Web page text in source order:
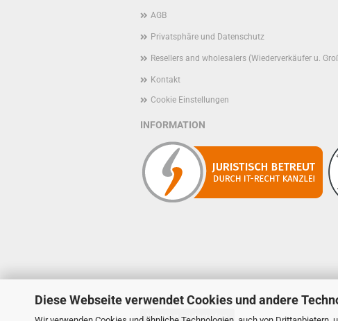
Diese Webseite verwendet Cookies und andere
AGB
Privatsphäre und Datenschutz
Resellers and wholesalers (Wiederverkäufer u.
Kontakt
Cookie Einstellungen
INFORMATION
Vertrag widerrufen